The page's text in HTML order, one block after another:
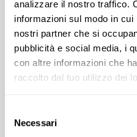
analizzare il nostro traffico.
informazioni sul modo in
nostri partner che si
pubblicità e social media, i
con altre informazioni che
raccolto dal tuo utilizzo dei
delNecessari